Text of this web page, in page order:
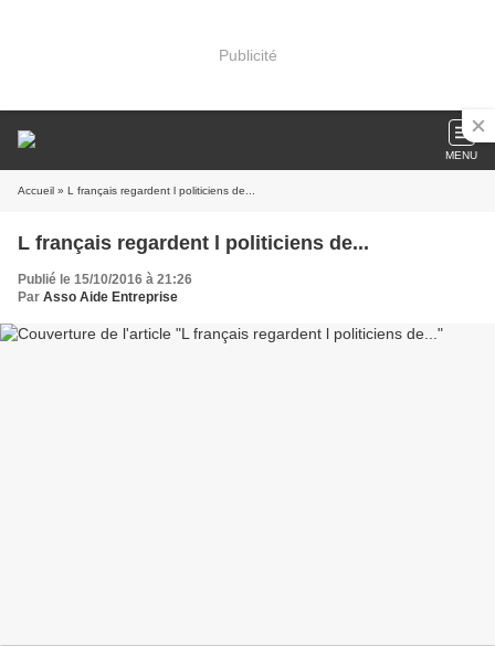
Publicité
MENU
Accueil » L français regardent l politiciens de...
L français regardent l politiciens de...
Publié le 15/10/2016 à 21:26
Par Asso Aide Entreprise